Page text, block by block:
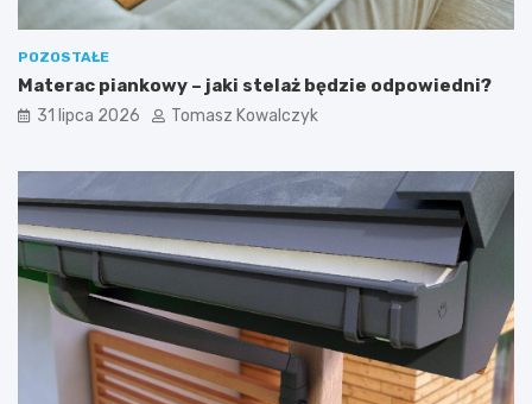
POZOSTAŁE
Materac piankowy – jaki stelaż będzie odpowiedni?
31 lipca 2026 Tomasz Kowalczyk